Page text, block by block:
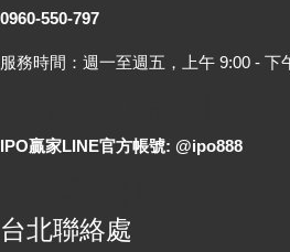
0960-550-797
服務時間：週一至週五，上午 9:00 -
IPO贏家LINE官方帳號: @ipo888
台北聯絡處